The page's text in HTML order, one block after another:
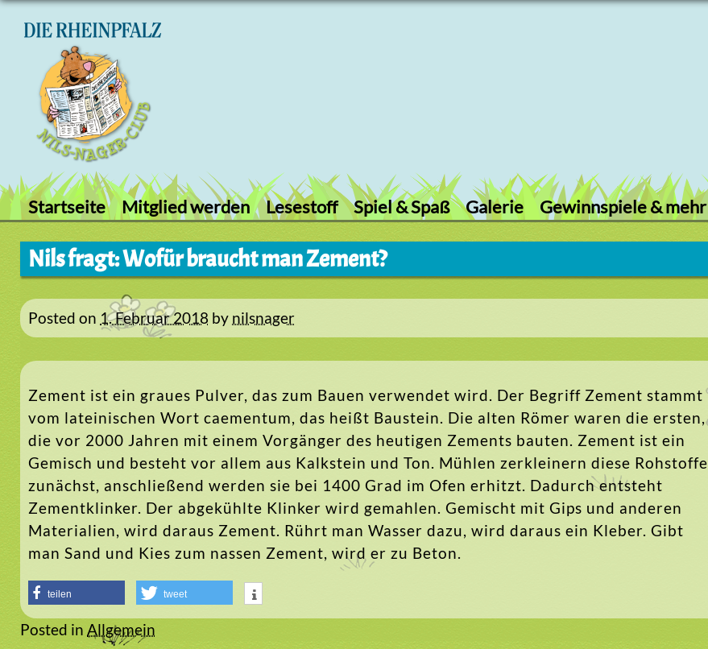
Skip
Startseite Mitglied werden Lesestoff Spiel & Spaß Galerie Gewinnspiele & mehr
Nils fragt: Wofür braucht man Zement?
Posted on 1. Februar 2018 by nilsnager
Zement ist ein graues Pulver, das zum Bauen verwendet wird. Der Begriff Zement stammt
vom lateinischen Wort caementum, das heißt Baustein. Die alten Römer waren die ersten,
die vor 2000 Jahren mit einem Vorgänger des heutigen Zements bauten. Zement ist ein
Gemisch und besteht vor allem aus Kalkstein und Ton. Mühlen zerkleinern diese Rohstoffe
zunächst, anschließend werden sie bei 1400 Grad im Ofen erhitzt. Dadurch entsteht
Zementklinker. Der abgekühlte Klinker wird gemahlen. Gemischt mit Gips und anderen
Materialien, wird daraus Zement. Rührt man Wasser dazu, wird daraus ein Kleber. Gibt
man Sand und Kies zum nassen Zement, wird er zu Beton.
teilen tweet
Posted in Allgemein